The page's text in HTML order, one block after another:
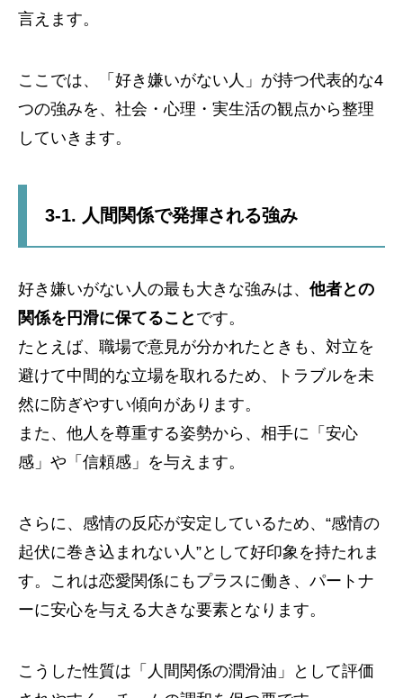
言えます。
ここでは、「好き嫌いがない人」が持つ代表的な4
つの強みを、社会・心理・実生活の観点から整理
していきます。
3-1. 人間関係で発揮される強み
好き嫌いがない人の最も大きな強みは、 他者との
関係を円滑に保てること です。
たとえば、職場で意見が分かれたときも、対立を
避けて中間的な立場を取れるため、トラブルを未
然に防ぎやすい傾向があります。
また、他人を尊重する姿勢から、相手に「安心
感」や「信頼感」を与えます。
さらに、感情の反応が安定しているため、“感情の
起伏に巻き込まれない人”として好印象を持たれま
す。これは恋愛関係にもプラスに働き、パートナ
ーに安心を与える大きな要素となります。
こうした性質は「人間関係の潤滑油」として評価